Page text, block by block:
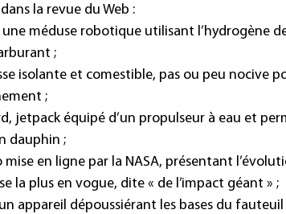
la revue du Web :
une méduse robotique utilisant l’hydrogène
;
isolante et comestible, pas ou peu nocive
;
jetpack équipé d’un propulseur à eau et
dauphin ;
mise en ligne par la NASA, présentant
la plus en vogue, dite « de l’impact géant » ;
un appareil dépoussiérant les bases du